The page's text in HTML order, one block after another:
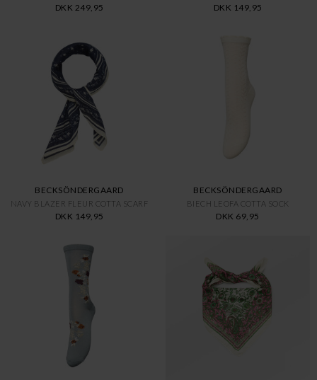
DKK 249,95 DKK 149,95
BECKSÖNDERGAARD
NAVY BLAZER FLEUR COTTA SCARF
DKK 149,95
BECKSÖNDERGAARD
BIECH LEOFA COTTA SOCK
DKK 69,95